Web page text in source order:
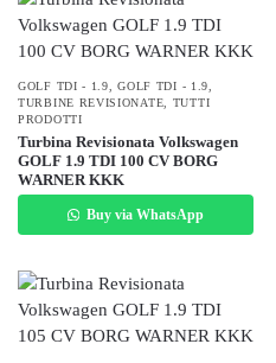
GOLF TDI - 1.9 ,GOLF TDI - 1.9
TURBINE REVISIONATE
TUTTI
PRODOTTI
Turbina Revisionata Volkswagen
GOLF 1.9 TDI 100 CV BORG
WARNER KKK
Buy via WhatsApp